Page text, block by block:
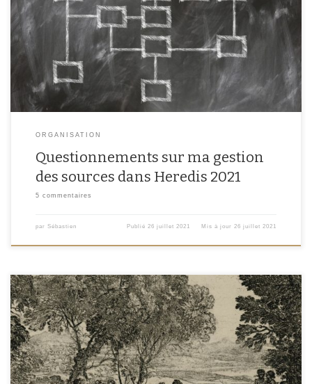
Cela fait longtemps que je n’ai pas fait de généalogie, ni écrit sur le blog. En
voulant classer mes sources je me suis rendu compte que ma méthode de
gestion des sources sur Heredis était largement perfectible. Voici, en
quelques mots, mes réflexions à ce sujet. Ma logique actuelle de […]
ORGANISATION
Questionnements sur ma gestion
des sources dans Heredis 2021
5 commentaires
par Sébastien Publié 26 juillet 2021 Mis à jour 26 juillet 2021
Fassenottes… Voici un mot que j’avais découvert il y a plusieurs années en
feuilletant les registres de la paroisse de Luttange. Cet article est un ancien
article que j’avais publié en 2013 et que j’ai mis à jour dans le cadre du mois